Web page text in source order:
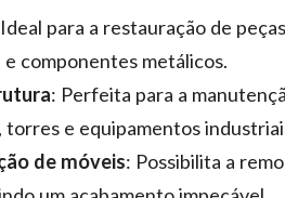
para a restauração de
e componentes metálicos.
: Perfeita para a
torres e equipamentos
de móveis: Possibilita a